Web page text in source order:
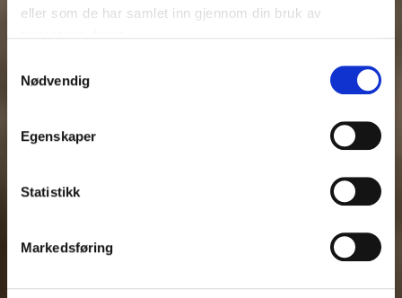
eller som de har samlet inn gjennom din bruk av
Nødvendig
Egenskaper
Statistikk
Markedsføring